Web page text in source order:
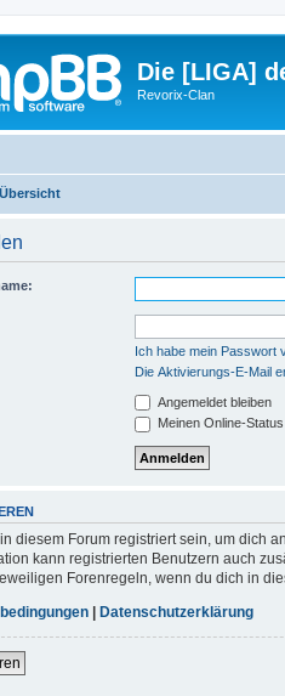
Die [LIGA]
Revorix-Clan
Ich habe mein Passwort
Die Aktivierungs-E-Mail
Angemeldet bleiben
Meinen Online-
diesem Forum registriert sein, um dich
kann registrierten Benutzern auch
Forenregeln, wenn du dich in
Datenschutzerklärung